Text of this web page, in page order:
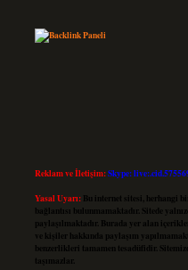
Reklam ve İletişim:Skype:
Yasal Uyarı: Bu internet sitesi, herhangi
bağlantısı bulunmamaktadır. Sitede
paylaşılmaktadır. Burada yer alan
ve kişiler hakkında paylaşım
benzerlikleri tamamen tesadüfidir.
taşımazlar.